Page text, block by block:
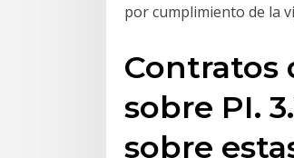
por cumplimiento de la
Contratos
sobre PI.
sobre